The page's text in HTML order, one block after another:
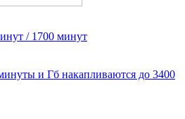
/ 1700 минут
и Гб накапливаются до 3400